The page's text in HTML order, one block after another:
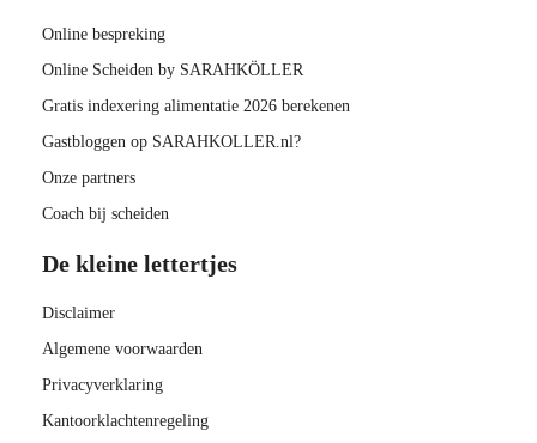
Online bespreking
Online Scheiden by SARAHKÖLLER
Gratis indexering alimentatie 2026 berekenen
Gastbloggen op SARAHKOLLER.nl?
Onze partners
Coach bij scheiden
De kleine lettertjes
Disclaimer
Algemene voorwaarden
Privacyverklaring
Kantoorklachtenregeling